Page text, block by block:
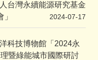
台灣永續能源研究基金
2024-07-17
科技博物館「2024永
暨綠能城市國際研討